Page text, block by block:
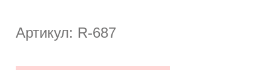
Артикул: R-687